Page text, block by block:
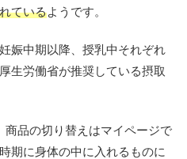
ているようです。
娠中期以降、授乳中それぞれ
生労働省が推奨している摂取
品の切り替えはマイページで
期に身体の中に入れるものに